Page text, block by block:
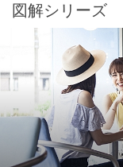
図解シリーズ